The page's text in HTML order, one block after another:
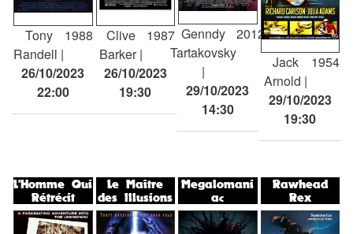
Tony
Randell
1988
26/10/2023
22:00
Clive
Barker
1987
26/10/2023
19:30
Genndy
Tartakovsky
2012
29/10/2023
14:30
Jack
Arnold
1954
29/10/2023
19:30
L'Homme Qui
Rétrécit
Le Maître
des Illusions
Megalomani
ac
Rawhead
Rex